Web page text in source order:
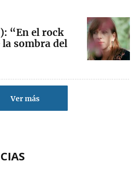
“En el rock
sombra del
Ver más